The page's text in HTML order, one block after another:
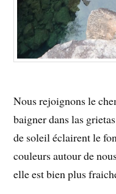
Nous rejoignons le
baigner dans las
de soleil éclairent le
couleurs autour de
elle est bien plus